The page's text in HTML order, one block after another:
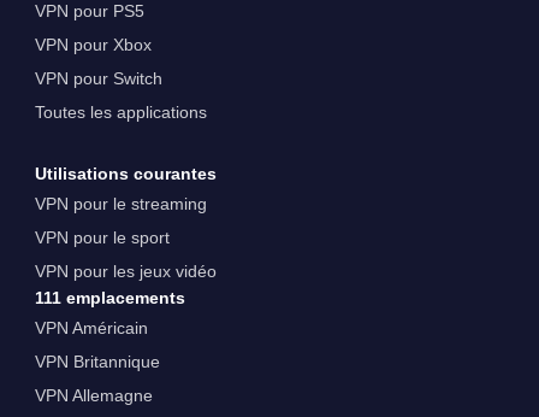
VPN pour PS5
VPN pour Xbox
VPN pour Switch
Toutes les applications
Utilisations courantes
VPN pour le streaming
VPN pour le sport
VPN pour les jeux vidéo
111 emplacements
VPN Américain
VPN Britannique
VPN Allemagne